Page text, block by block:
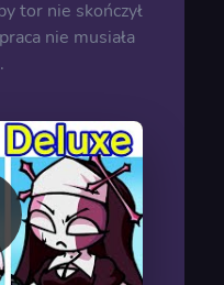
tor nie skończył
nie musiała